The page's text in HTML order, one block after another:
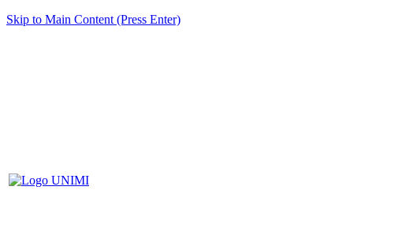
Skip to Main Content (Press Enter)